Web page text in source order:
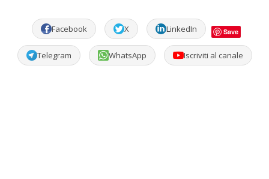
Facebook X LinkedIn Save
Telegram WhatsApp Iscriviti al canale